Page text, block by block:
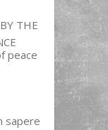
THE
peace
sapere